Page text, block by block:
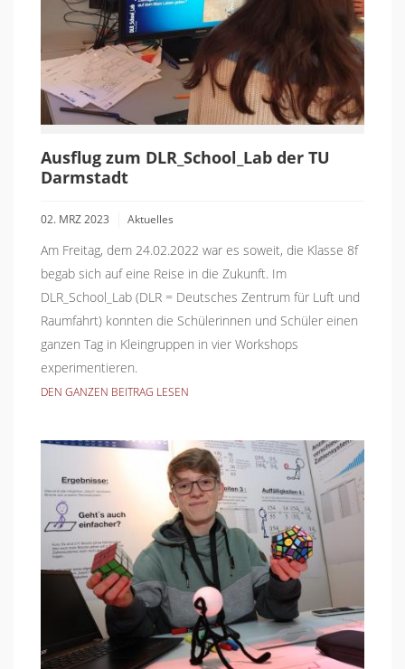
Ausflug zum DLR_School_Lab der TU
Darmstadt
02. MRZ 2023 Aktuelles
Am Freitag, dem 24.02.2022 war es soweit, die Klasse 8f
begab sich auf eine Reise in die Zukunft. Im
DLR_School_Lab (DLR = Deutsches Zentrum für Luft und
Raumfahrt) konnten die Schülerinnen und Schüler einen
ganzen Tag in Kleingruppen in vier Workshops
experimentieren.
DEN GANZEN BEITRAG LESEN